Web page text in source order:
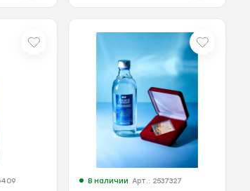
В наличии Арт.: 2537327